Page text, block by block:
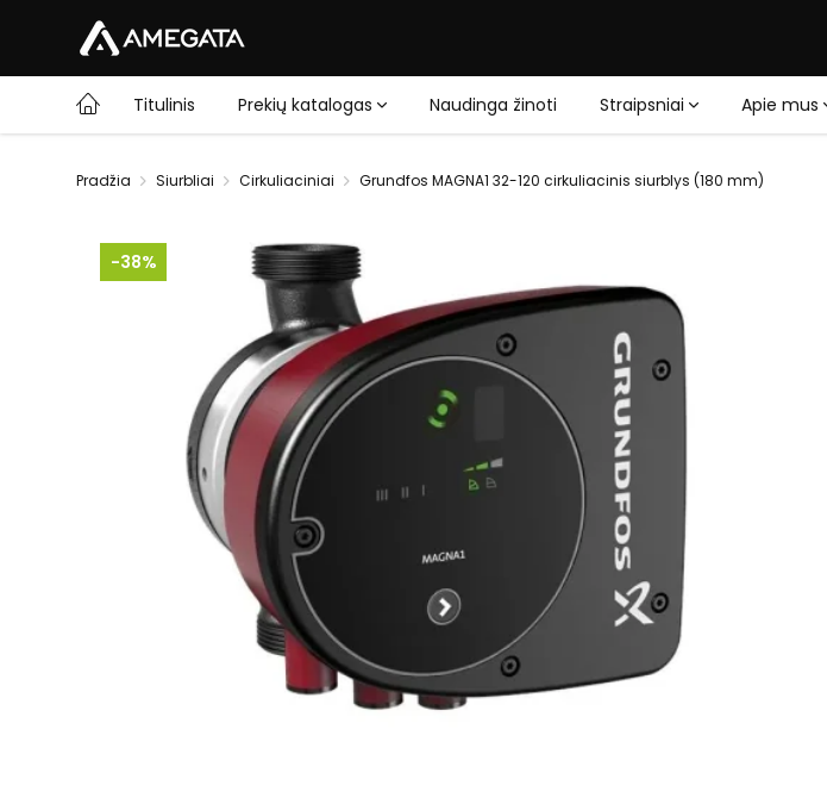
Titulinis Prekių katalogas Naudinga žinoti Straipsniai Apie mus
Pradžia Siurbliai Cirkuliaciniai Grundfos MAGNA1 32-120 cirkuliacinis siurblys (180 mm)
-38%